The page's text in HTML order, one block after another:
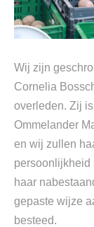
Wij zijn
Cornelia
overleden. Zij
Ommelander
en wij zullen
persoonlijkheid
haar
gepaste wijze
besteed.